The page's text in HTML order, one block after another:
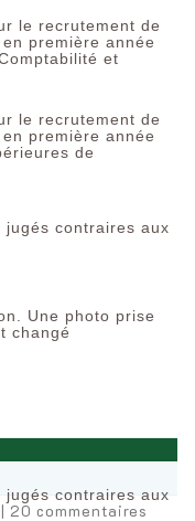
le recrutement de
première année
et
le recrutement de
première année
de
jugés contraires aux
Une photo prise
changé
jugés contraires aux
| 20 commentaires